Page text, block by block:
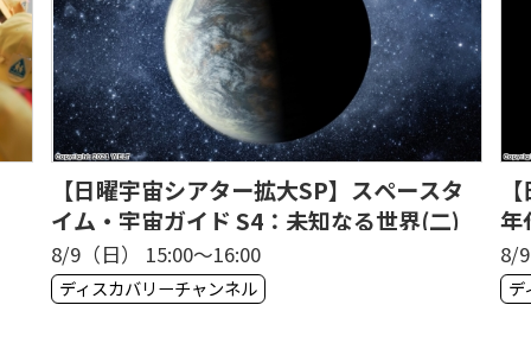
【日曜宇宙シアター拡大SP】スペースタ
イム・宇宙ガイド S4：未知なる世界(二)
8/9（日） 15:00〜16:00
ディスカバリーチャンネル
年
8/
デ